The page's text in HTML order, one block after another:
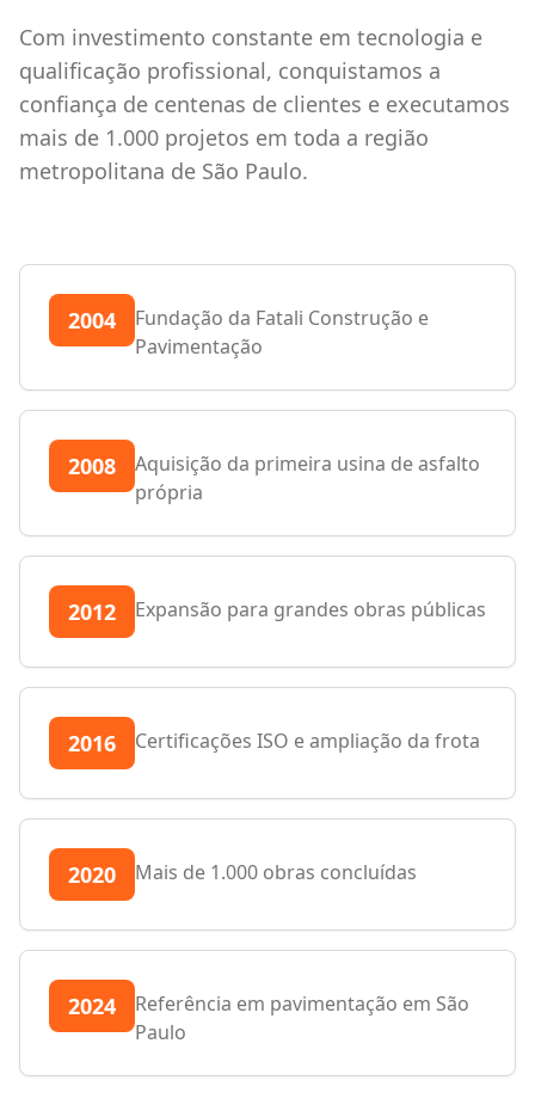
Com investimento constante em tecnologia e
qualificação profissional, conquistamos a
confiança de centenas de clientes e executamos
mais de 1.000 projetos em toda a região
metropolitana de São Paulo.
2004
Fundação da Fatali Construção e
Pavimentação
2008
Aquisição da primeira usina de asfalto
própria
2012 Expansão para grandes obras públicas
2016 Certificações ISO e ampliação da frota
2020 Mais de 1.000 obras concluídas
2024
Referência em pavimentação em São
Paulo